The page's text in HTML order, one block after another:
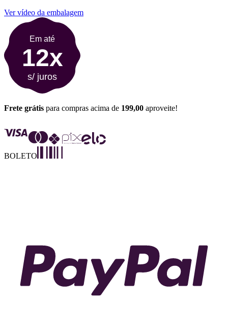
Ver vídeo da embalagem
Em até
12x
s/ juros
Frete grátis para compras acima de 199,00 aproveite!
BOLETO